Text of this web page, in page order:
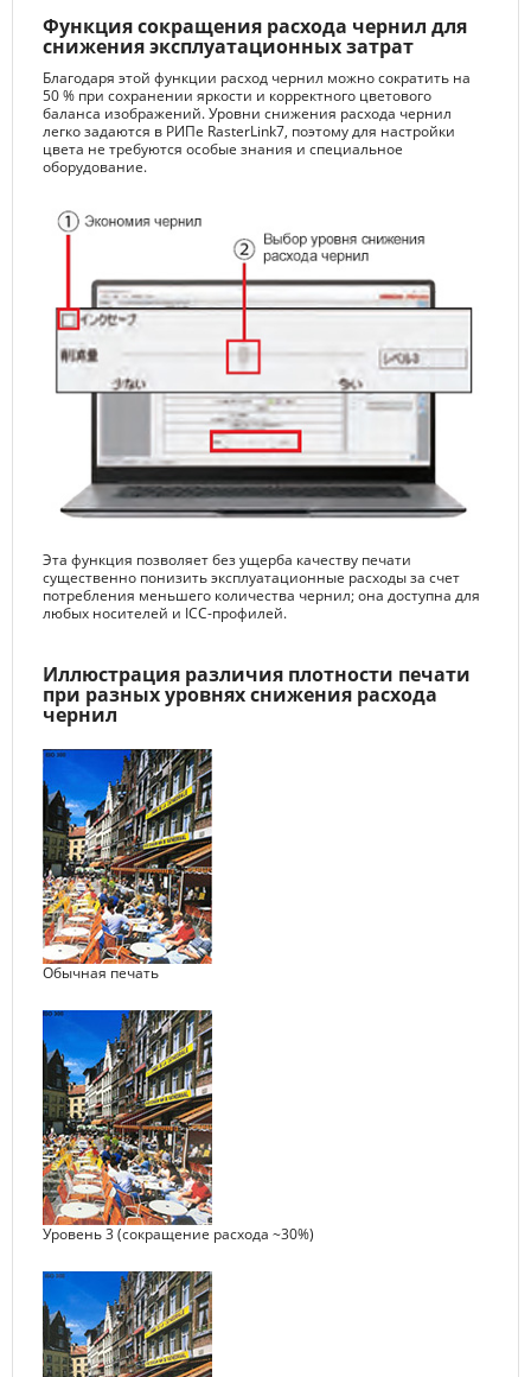
Функция сокращения расхода чернил для
снижения эксплуатационных затрат
Благодаря этой функции расход чернил можно сократить на
50 % при сохранении яркости и корректного цветового
баланса изображений. Уровни снижения расхода чернил
легко задаются в РИПе RasterLink7, поэтому для настройки
цвета не требуются особые знания и специальное
оборудование.
Эта функция позволяет без ущерба качеству печати
существенно понизить эксплуатационные расходы за счет
потребления меньшего количества чернил; она доступна для
любых носителей и ICC-профилей.
Иллюстрация различия плотности печати
при разных уровнях снижения расхода
чернил
Обычная печать
Уровень 3 (сокращение расхода ~30%)